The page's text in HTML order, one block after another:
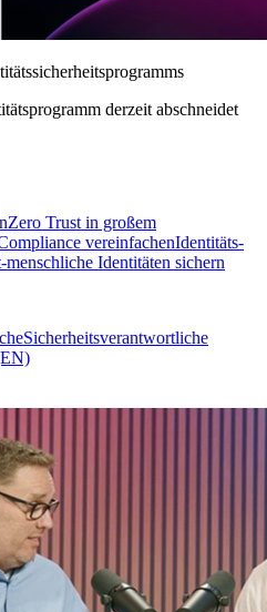
derzeit abschneidet
Zero Trust in großem
vereinfachenIdentitäts-
Identitäten sichern
Sicherheitsverantwortliche